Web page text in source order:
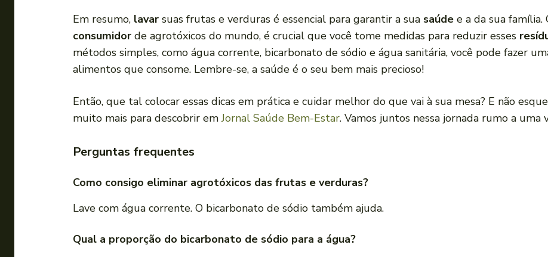
Em resumo, lavar suas frutas e verduras é essencial para garantir a sua saúde e a da sua família.
consumidor de agrotóxicos do mundo, é crucial que você tome medidas para reduzir esses
métodos simples, como água corrente, bicarbonato de sódio e água sanitária, você pode fazer
alimentos que consome. Lembre-se, a saúde é o seu bem mais precioso!
Então, que tal colocar essas dicas em prática e cuidar melhor do que vai à sua mesa? E não
muito mais para descobrir emJornal Saúde Bem-Estar. Vamos juntos nessa jornada rumo a uma
Perguntas frequentes
Como consigo eliminar agrotóxicos das frutas e verduras?
Lave com água corrente. O bicarbonato de sódio também ajuda.
Qual a proporção do bicarbonato de sódio para a água?